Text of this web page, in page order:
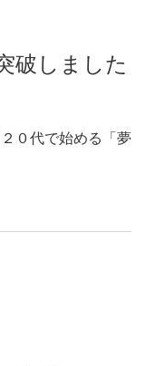
破しました
０代で始める「夢